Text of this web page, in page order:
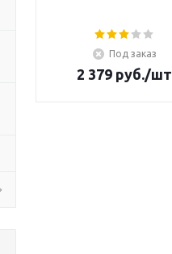
Под заказ
2 379 руб./шт